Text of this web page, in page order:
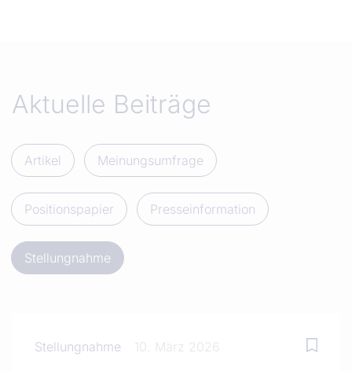
Aktuelle Beiträge
Artikel Meinungsumfrage
Positionspapier Presseinformation
Stellungnahme
Stellungnahme 10. März 2026